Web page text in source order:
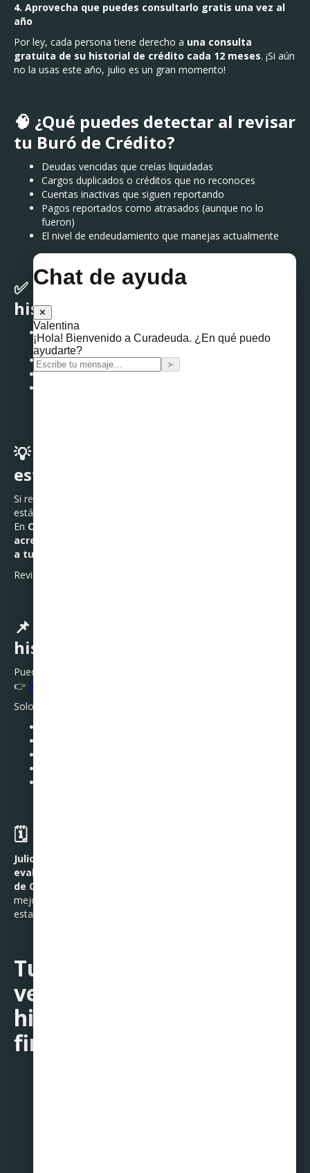
4. Aprovecha que puedes consultarlo gratis una vez al
año
Por ley, cada persona tiene derecho a una consulta
gratuita de su historial de crédito cada 12 meses. ¡Si aún
no la usas este año, julio es un gran momento!
🧠 ¿Qué puedes detectar al revisar
tu Buró de Crédito?
Deudas vencidas que creías liquidadas
Cargos duplicados o créditos que no reconoces
Cuentas inactivas que siguen reportando
Pagos reportados como atrasados (aunque no lo
fueron)
El nivel de endeudamiento que manejas actualmente
✅ Beneficios de mantener tu
historial en orden
Mejores oportunidades para obtener créditos o
financiamientos
Tasas de interés más bajas por buen historial
Mayortranquilidad financiera
💡 ¿Qué hacer si descubres que
estás en problemas?
Si revisaste tu historial y te diste cuenta de que tus deudas
están creciendo o tienes varios pagos vencidos, no estás solo.
En Curadeuda
acreedores
a tu situación
Revisar tu Buró es el primer paso para
📌 ¿Dónde puedes revisar tu
historial?
Puedes consultarlo gratuitamente en:
👉 https://www.burodecredito.com.mx
Solo necesitas:
🗓️ En resumen
Julio es más que vacaciones.
evaluar tu salud financiera
de Crédito
mejor, tomar mejores decisiones y llegar a diciembre con más
estabilidad.
Tu mejor inversión este
verano: revisar tu
historial y cuidar tus
finanzas.